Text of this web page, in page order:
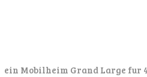
ein Mobilheim Grand Large fur